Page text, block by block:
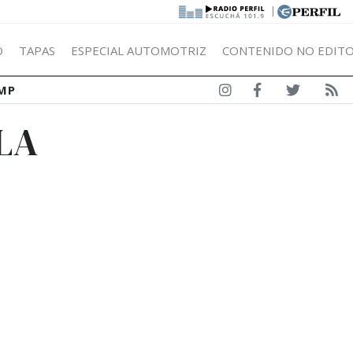
|
TAPAS ESPECIAL AUTOMOTRIZ CONTENIDO NO